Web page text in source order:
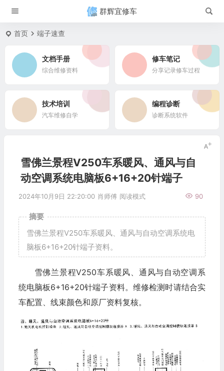
群辉宜修车
首页 端子速查
文档手册
综合维修资料
修车笔记
分享记录修车过程
技术培训
汽车维修自学
编程诊断
诊断系统软件
雪佛兰景程V250车系暖风、通风与自
动空调系统电脑板6+16+20针端子
2024年10月9日 22:20:00 肖师傅 90
阅读模式
摘要
雪佛兰景程V250车系暖风、通风与自动空调系统电
脑板6+16+20针端子资料。
雪佛兰景程V250车系暖风、通风与自动空调系
统电脑板6+16+20针端子资料。维修检测时请结合实
车配置、线束颜色和原厂资料复核。